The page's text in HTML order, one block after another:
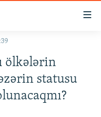
ölkələrin
statusu